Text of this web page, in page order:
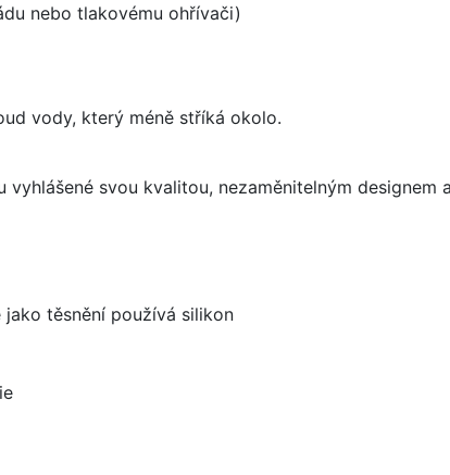
nebo tlakovému ohřívači)
vody, který méně stříká okolo.
svou kvalitou, nezaměnitelným designem
těsnění používá silikon